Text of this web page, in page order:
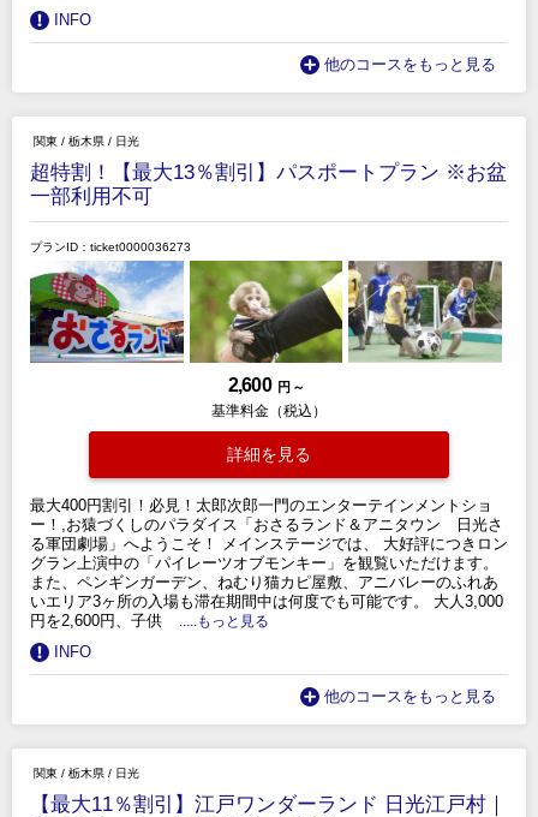
INFO
他のコースをもっと見る
関東 / 栃木県 / 日光
超特割！【最大13％割引】パスポートプラン ※お盆
一部利用不可
プランID：ticket0000036273
2,600 円 ～
基準料金（税込）
詳細を見る
最大400円割引！必見！太郎次郎一門のエンターテインメントショ
ー！,お猿づくしのパラダイス「おさるランド＆アニタウン 日光さ
る軍団劇場」へようこそ！ メインステージでは、 大好評につきロン
グラン上演中の「パイレーツオブモンキー」を観覧いただけます。
また、ペンギンガーデン、ねむり猫カピ屋敷、アニバレーのふれあ
いエリア3ヶ所の入場も滞在期間中は何度でも可能です。 大人3,000
円を2,600円、子供
.....もっと見る
INFO
他のコースをもっと見る
関東 / 栃木県 / 日光
【最大11％割引】江戸ワンダーランド 日光江戸村｜